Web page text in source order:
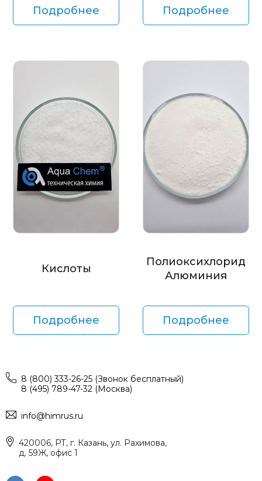
Подробнее Подробнее
Кислоты
Подробнее
Полиоксихлорид
Алюминия
Подробнее
8 (800) 333-26-25 (Звонок бесплатный)
8 (495) 789-47-32 (Москва)
info@himrus.ru
420006, РТ, г. Казань, ул. Рахимова,
д. 59Ж, офис 1